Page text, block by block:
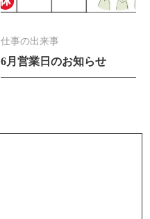
仕事の出来事
6月営業日のお知らせ